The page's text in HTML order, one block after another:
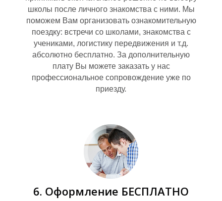
Р
школы после личного знакомства с ними. Мы
поможем Вам организовать ознакомительную
поездку: встречи со школами, знакомства с
учениками, логистику передвижения и т.д.
абсолютно бесплатно. За дополнительную
плату Вы можете заказать у нас
профессиональное сопровождение уже по
приезду.
6. Оформление БЕСПЛАТНО